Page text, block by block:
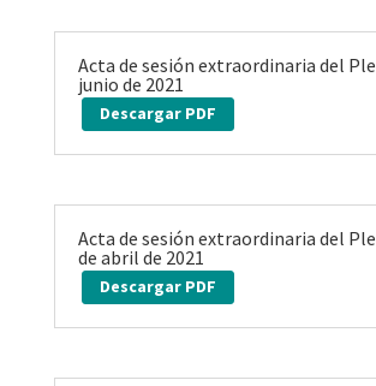
Acta de sesión extraordinaria del
junio de 2021
Descargar PDF
Acta de sesión extraordinaria del
de abril de 2021
Descargar PDF